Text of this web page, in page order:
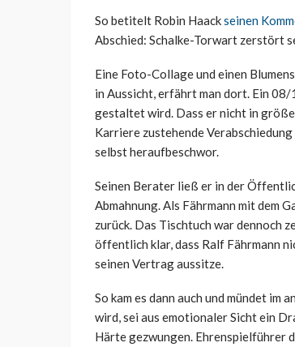
So betitelt Robin Haackseinen
Abschied: Schalke-Torwart zerstört
Eine Foto-Collage und einen
in Aussicht, erfährt man dort. Ein
gestaltet wird. Dass er nicht in
Karriere zustehende
selbst heraufbeschwor.
Seinen Berater ließ er in der
Abmahnung. Als Fährmann mit dem
zurück. Das Tischtuch war dennoch
öffentlich klar, dass Ralf Fährmann
seinen Vertrag aussitze.
So kam es dann auch und mündet im
wird, sei aus emotionaler Sicht ein
Härte gezwungen. Ehrenspielführer